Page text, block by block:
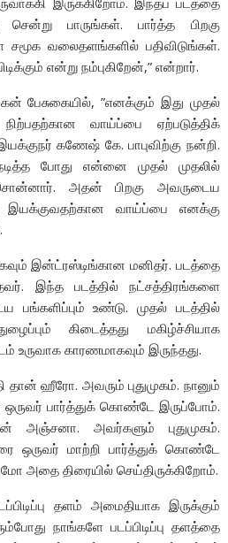
சென்று பாருங்கள். பார்த்த பிறகு
வலைதளங்களில் பதிவிடுங்கள்.
என்று நம்புகிறேன்,” என்றார்.
பேசுகையில், ”எனக்கும் இது முதல்
வாய்ப்பை ஏற்படுத்திக்
கணேஷ் கே. பாபுவிற்கு நன்றி.
போது என்னை முதல் முதலில்
அதன் பிறகு அவருடைய
இயக்குவதற்கான வாய்ப்பை எனக்கு
இன்ட்ரஸ்டிங்கான மனிதர். படத்தை
இந்த படத்தில் நட்சத்திரங்களை
பங்களிப்பும் உண்டு. முதல் படத்தில்
கிடைத்தது மகிழ்ச்சியாக
உருவாக காரணமாகவும் இருந்தது.
ஹீரோ. அவரும் புதுமுகம். நானும்
ஒருவர் பார்த்துக் கொண்டே இருப்போம்.
அஞ்சனா. அவர்களும் புதுமுகம்.
ஒருவர் மாற்றி பார்த்துக் கொண்டே
அதை திரையில் செய்திருக்கிறோம்.
தளம் அமைதியாக இருக்கும்
நாங்களே படப்பிடிப்பு தளத்தை